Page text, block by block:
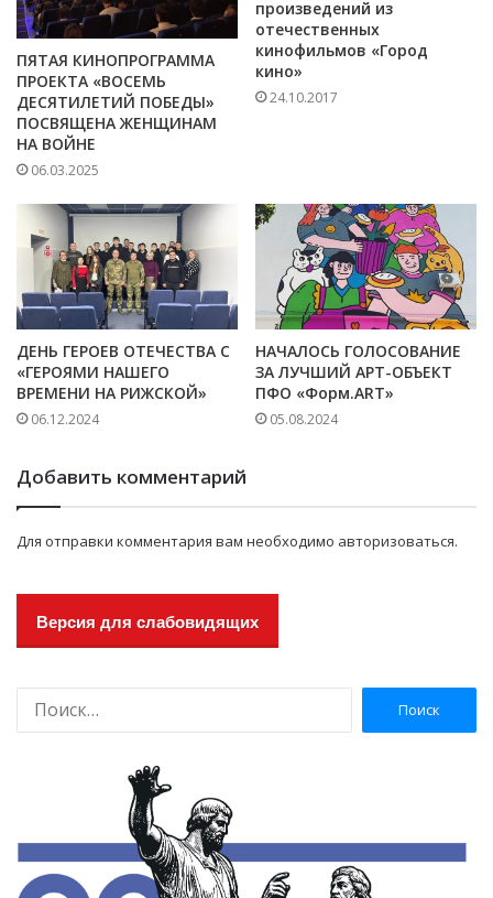
ПЯТАЯ КИНОПРОГРАММА
ПРОЕКТА «ВОСЕМЬ
ДЕСЯТИЛЕТИЙ ПОБЕДЫ»
ПОСВЯЩЕНА ЖЕНЩИНАМ
НА ВОЙНЕ
06.03.2025
произведений из
отечественных
кинофильмов «Город
кино»
24.10.2017
ДЕНЬ ГЕРОЕВ ОТЕЧЕСТВА С
«ГЕРОЯМИ НАШЕГО
ВРЕМЕНИ НА РИЖСКОЙ»
06.12.2024
НАЧАЛОСЬ ГОЛОСОВАНИЕ
ЗА ЛУЧШИЙ АРТ-ОБЪЕКТ
ПФО «Форм.АRT»
05.08.2024
Добавить комментарий
Для отправки комментария вам необходимо авторизоваться.
Версия для слабовидящих